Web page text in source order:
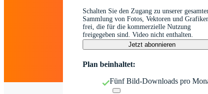
Schalten Sie den Zugang zu unserer
Sammlung von Fotos, Vektoren und
frei, die für die kommerzielle Nutzung
freigegeben sind. Video nicht enthalten.
Jetzt abonnieren
Plan beinhaltet:
Fünf Bild-Downloads pro